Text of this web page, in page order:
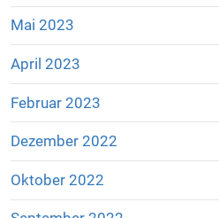
Mai 2023
April 2023
Februar 2023
Dezember 2022
Oktober 2022